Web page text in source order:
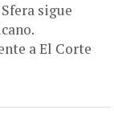
sigue
a El Corte